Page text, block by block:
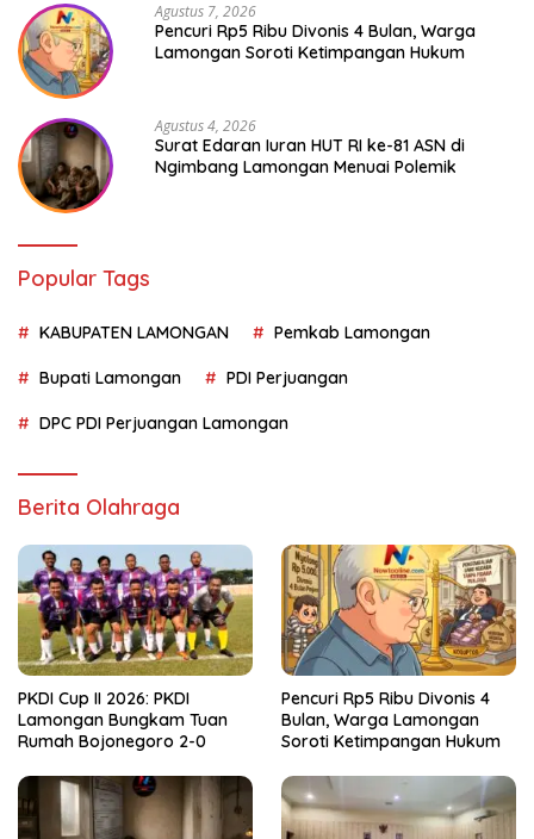
Agustus 7, 2026
Pencuri Rp5 Ribu Divonis 4 Bulan, Warga
Lamongan Soroti Ketimpangan Hukum
Agustus 4, 2026
Surat Edaran Iuran HUT RI ke-81 ASN di
Ngimbang Lamongan Menuai Polemik
Popular Tags
KABUPATEN LAMONGAN Pemkab Lamongan
Bupati Lamongan PDI Perjuangan
DPC PDI Perjuangan Lamongan
Berita Olahraga
PKDI Cup II 2026: PKDI
Lamongan Bungkam Tuan
Rumah Bojonegoro 2-0
Pencuri Rp5 Ribu Divonis 4
Bulan, Warga Lamongan
Soroti Ketimpangan Hukum